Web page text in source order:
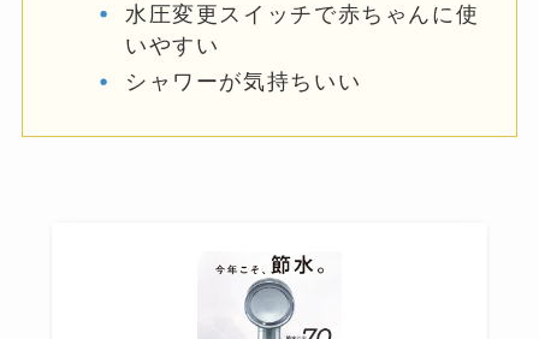
水圧変更スイッチで赤ちゃんに使
いやすい
シャワーが気持ちいい